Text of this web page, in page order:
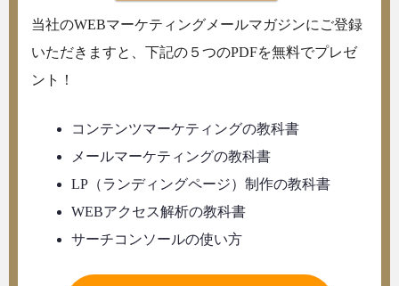
当社のWEBマーケティングメールマガジンにご登録
いただきますと、下記の５つのPDFを無料でプレゼ
ント！
コンテンツマーケティングの教科書
メールマーケティングの教科書
LP（ランディングページ）制作の教科書
WEBアクセス解析の教科書
サーチコンソールの使い方